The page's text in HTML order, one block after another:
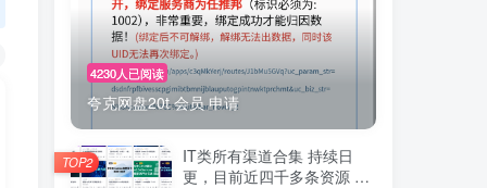
4230人已阅读
夸克网盘20t 会员 申请
IT类所有渠道合集 持续日
更，目前近四千多条资源 年
TOP2